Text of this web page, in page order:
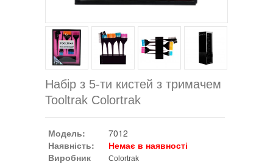
Набір з 5-ти кистей з тримачем
Tooltrak Colortrak
Модель:
7012
Наявність:
Немає в наявності
Виробник
Colortrak